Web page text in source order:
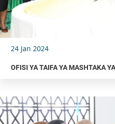
24 Jan 2024
OFISI YA TAIFA YA MASHTAKA